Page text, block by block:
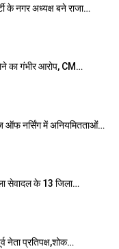
के नगर अध्यक्ष बने राजा…
का गंभीर आरोप, CM…
ऑफ नर्सिंग में अनियमितताओं…
सेवादल के 13 जिला…
नेता प्रतिपक्ष,शोक…